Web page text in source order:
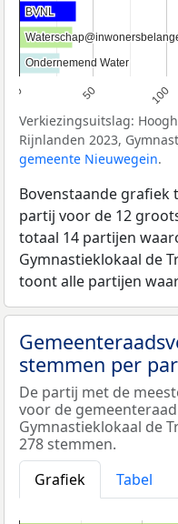
0 50 100
BVNL
BVNL
Ondernemend Water
Ondernemend Water
Verkiezingsuitslag:
Rijnlanden 2023,
gemeente Nieuwegein.
Bovenstaande
partij voor de 12
totaal 14 partijen
Gymnastieklokaal de
toont alle partijen
stemmen per
De partij met de
voor de
Gymnastieklokaal de
278 stemmen.
Grafiek
Tabel